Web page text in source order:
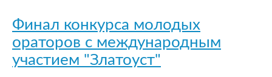
Финал конкурса молодых
ораторов с международным
участием "Златоуст"